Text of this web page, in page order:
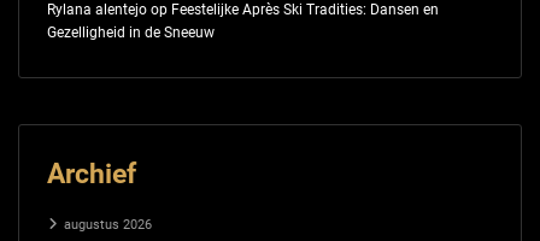
Rylana alentejoop Feestelijke Après Ski Tradities: Dansen en
Gezelligheid in de Sneeuw
Archief
augustus 2026